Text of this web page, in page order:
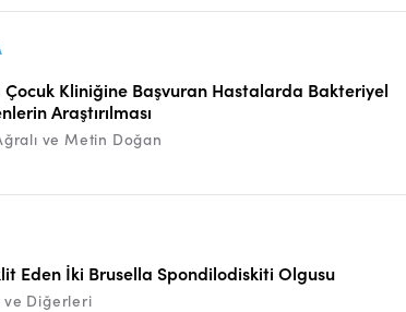
Çocuk Kliniğine Başvuran Hastalarda Bakteriyel
Araştırılması
ve Metin Doğan
Eden İki Brusella Spondilodiskiti Olgusu
ve Diğerleri